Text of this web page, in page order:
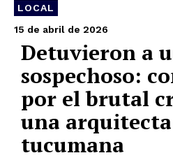
LOCAL
15 de abril de 2026
Detuvieron a
sospechoso:
por el brutal
una
tucumana